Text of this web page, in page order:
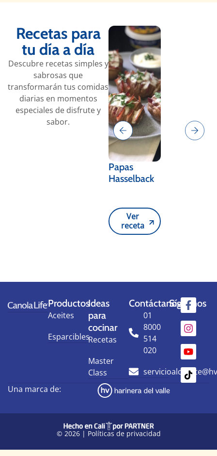
Recetas para
tu día a día
Descubre recetas simples y
sabrosas que
transformarán tus comidas
diarias en momentos
especiales de disfrute y
sabor.
Papas
Hasselback
Ver
receta
Productos
Aceites
Esparcibles
Ideas
para
cocinar
Recetas
Master
Class
Contáctanos
01
8000
514
020
Síguenos
Una marca de:
© 2026 | Políticas de privacidad